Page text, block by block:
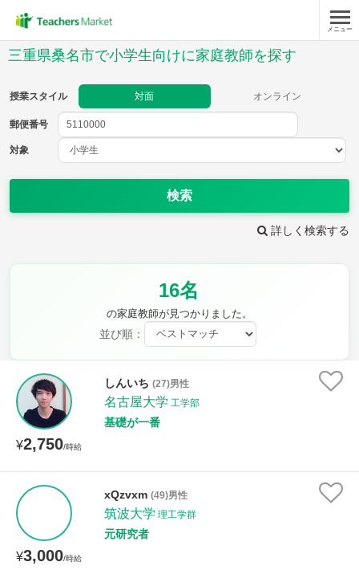
メニュー
三重県桑名市で小学生向けに家庭教師を探す
授業スタイル 対面 オンライン
郵便番号
対象
検索
詳しく検索する
16名
の家庭教師が見つかりました。
並び順：
¥2,750/時給
しんいち (27)男性
名古屋大学 工学部
基礎が一番
¥3,000/時給
xQzvxm (49)男性
筑波大学 理工学群
元研究者
郵便番号
教科
理科
保健・体育 図画工作 書写
時給：¥1,000 ～ ¥10,000
授業可能日
土曜日 日曜日
所属大学